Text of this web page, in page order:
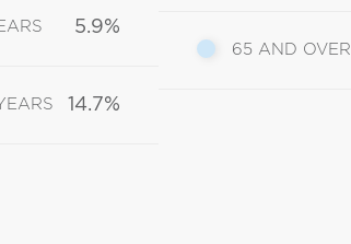
5.9%
14.7%
65 AND OVER